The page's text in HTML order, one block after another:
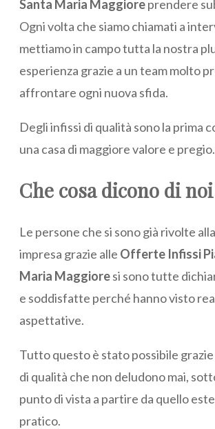
Santa Maria Maggioreprendere
Ogni volta che siamo chiamati a
mettiamo in campo tutta la nostra
esperienza grazie a un team molto
affrontare ogni nuova sfida.
Degli infissi di qualità sono la prima
una casa di maggiore valore e pregio.
Che cosa dicono di noi
Le persone che si sono già rivolte
impresa grazie alle Offerte Infissi
Maria Maggioresi sono tutte
e soddisfatte perché hanno visto
aspettative.
Tutto questo è stato possibile
di qualità che non deludono mai,
punto di vista a partire da quello
pratico.